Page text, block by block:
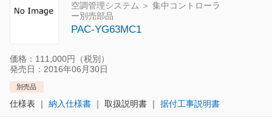
空調管理システム ＞ 集中コントローラ
ー別売部品
PAC-YG63MC1
価格：111,000円（税別）
発売日：2016年06月30日
別売品
仕様表 ｜ 納入仕様書 ｜ 取扱説明書｜ 据付工事説明書